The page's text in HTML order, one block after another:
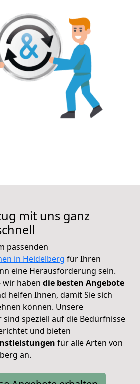
mit uns ganz
passenden
in Heidelberg für Ihren
eine Herausforderung sein.
wir haben die besten Angebote
helfen Ihnen, damit Sie sich
können. Unsere
speziell auf die Bedürfnisse
und bieten
für alle Arten von
an.